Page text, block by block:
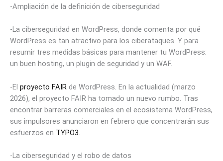
-Ampliación de la definición de ciberseguridad
-La ciberseguridad en WordPress, donde comenta por qué
WordPress es tan atractivo para los ciberataques. Y para
resumir tres medidas básicas para mantener tu WordPress:
un buen hosting, un plugin de seguridad y un WAF.
-El proyecto FAIR de WordPress. En la actualidad (marzo
2026), el proyecto FAIR ha tomado un nuevo rumbo. Tras
encontrar barreras comerciales en el ecosistema WordPress,
sus impulsores anunciaron en febrero que concentrarán sus
esfuerzos en TYPO3.
-La ciberseguridad y el robo de datos